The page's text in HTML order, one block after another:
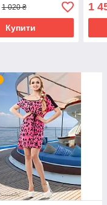
1 020 ₴
Купити
1